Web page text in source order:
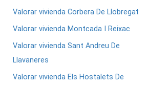
Valorar vivienda Corbera De Llobregat
Valorar vivienda Montcada I Reixac
Valorar vivienda Sant Andreu De
Llavaneres
Valorar vivienda Els Hostalets De